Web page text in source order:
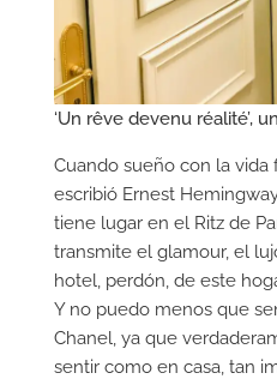
‘Un rêve devenu réalité’,
Cuando sueño con la
escribió Ernest
tiene lugar en el Ritz de
transmite el glamour, el
hotel, perdón, de este
Y no puedo menos que
Chanel, ya que
sentir como en casa, tan